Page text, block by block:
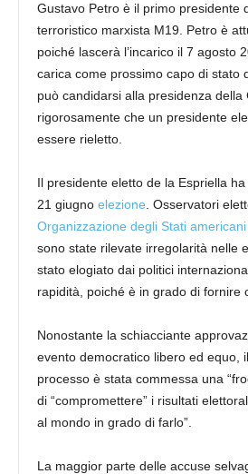
Gustavo Petro è il primo presidente
terroristico marxista M19. Petro è
poiché lascerà l’incarico il 7 agosto
carica come prossimo capo di stato
può candidarsi alla presidenza
rigorosamente che un presidente
essere rieletto.
Il presidente eletto de la Espriella
21 giugno elezione . Osservatori
Organizzazione degli Stati americani
sono state rilevate irregolarità nelle
stato elogiato dai politici
rapidità, poiché è in grado di fornire
Nonostante la schiacciante
evento democratico libero ed equo,
processo è stata commessa una
di “compromettere” i risultati
al mondo in grado di farlo”.
La maggior parte delle accuse